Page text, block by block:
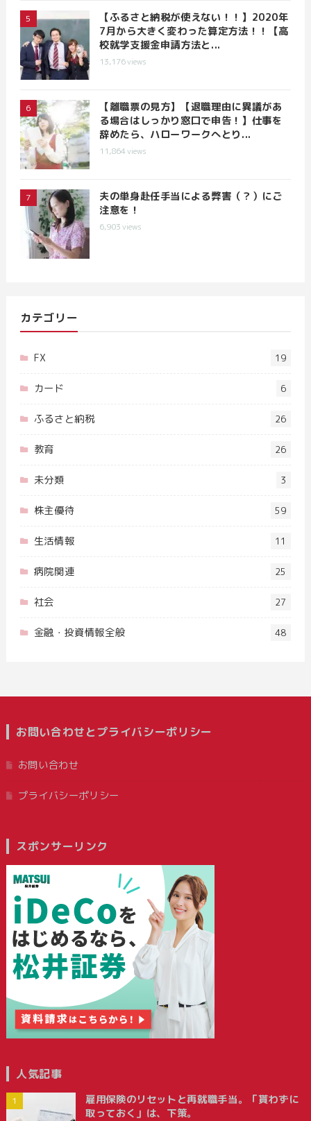
【ふるさと納税が使えない！！】2020年
7月から大きく変わった算定方法！！【高
校就学支援金申請方法と...
13,176views
【離職票の見方】【退職理由に異議があ
る場合はしっかり窓口で申告！】仕事を
辞めたら、ハローワークへとり...
11,864views
夫の単身赴任手当による弊害（？）にご
注意を！
6,903views
カテゴリー
FX 19
カード 6
ふるさと納税 26
教育 26
未分類 3
株主優待 59
生活情報 11
病院関連 25
社会 27
金融・投資情報全般 48
お問い合わせとプライバシーポリシー
お問い合わせ
プライバシーポリシー
スポンサーリンク
人気記事
雇用保険のリセットと再就職手当。「貰わずに
取っておく」は、下策。